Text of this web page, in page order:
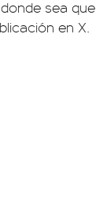
donde sea que
en X.